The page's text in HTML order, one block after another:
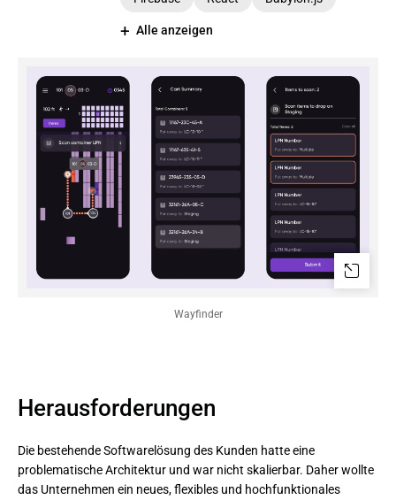
Alle anzeigen
Wayfinder
Herausforderungen
Die bestehende Softwarelösung des Kunden hatte eine
problematische Architektur und war nicht skalierbar. Daher wollte
das Unternehmen ein neues, flexibles und hochfunktionales